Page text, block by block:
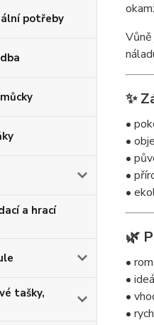
potřeby
a hrací
tašky,
✨
•
•
•
•
•
🌿
•
•
•
•